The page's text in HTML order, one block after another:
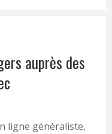
auprès des
ligne généraliste,